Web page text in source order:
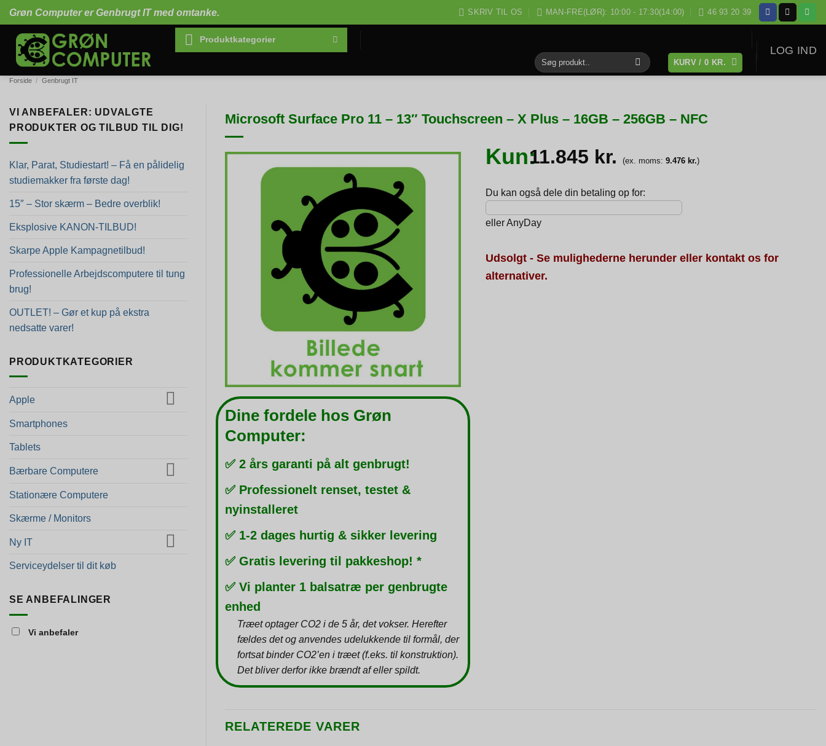
Fortsæt
til
indhold
Grøn Computer er Genbrugt IT med omtanke. SKRIV TIL OS MAN-FRE(LØR): 10:00 - 17:30(14:00) 46 93 20 39
Produktkategorier
Søg
efter:
KURV /0 KR.
LOG IND
Forside / Genbrugt IT
VI ANBEFALER: UDVALGTE
PRODUKTER OG TILBUD TIL DIG!
Klar, Parat, Studiestart! – Få en pålidelig
studiemakker fra første dag!
15″ – Stor skærm – Bedre overblik!
Eksplosive KANON-TILBUD!
Skarpe Apple Kampagnetilbud!
Professionelle Arbejdscomputere til tung
brug!
OUTLET! – Gør et kup på ekstra
nedsatte varer!
PRODUKTKATEGORIER
Apple
Smartphones
Tablets
Bærbare Computere
Stationære Computere
Skærme / Monitors
Ny IT
Serviceydelser til dit køb
SE ANBEFALINGER
Vi anbefaler
Microsoft Surface Pro 11 – 13″ Touchscreen – X Plus – 16GB – 256GB – NFC
Dine fordele hos Grøn
Computer:
✅ 2 års garanti på alt genbrugt!
✅ Professionelt renset, testet &
nyinstalleret
✅ 1-2 dages hurtig & sikker levering
✅ Gratis levering til pakkeshop! *
✅ Vi planter 1 balsatræ per genbrugte
enhed
Træet optager CO2 i de 5 år, det vokser. Herefter
fældes det og anvendes udelukkende til formål, der
fortsat binder CO2’en i træet (f.eks. til konstruktion).
Det bliver derfor ikke brændt af eller spildt.
Kun:11.845 kr. (ex. moms:9.476 kr.)
Du kan også dele din betaling op for:
ellerAnyDay
Udsolgt - Se mulighederne herunder eller kontakt os for
alternativer.
RELATEREDE VARER